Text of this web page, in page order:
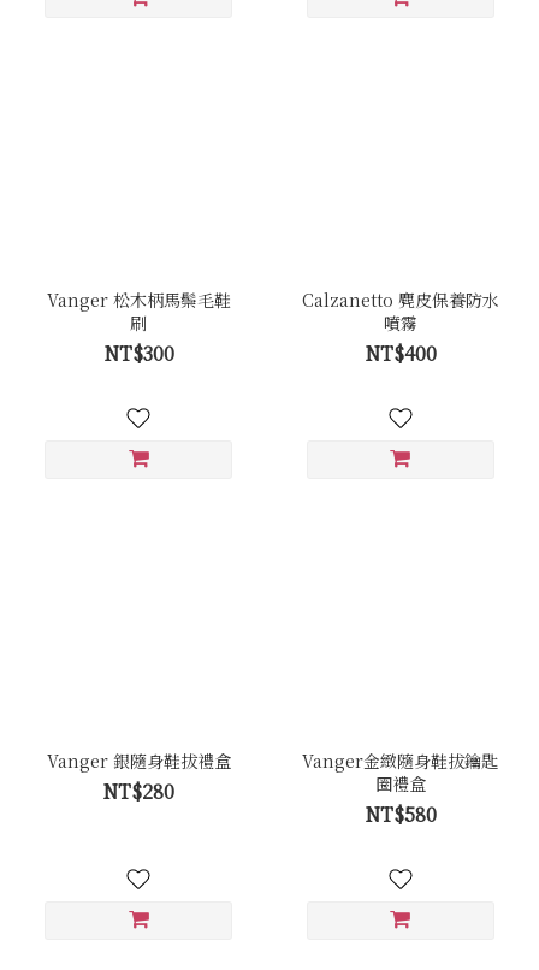
Vanger 松木柄馬鬃毛鞋
刷
NT$300
Calzanetto 麂皮保養防水
噴霧
NT$400
Vanger 銀隨身鞋拔禮盒
NT$280
Vanger金緻隨身鞋拔鑰匙
圈禮盒
NT$580